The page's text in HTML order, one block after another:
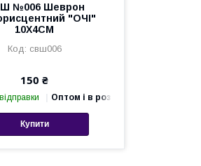
№006 Шеврон
"ОЧІ"
10Х4СМ
свш006
150 ₴
Оптом і в роздріб
Купити